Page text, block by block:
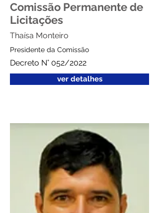
Comissão Permanente de
Licitações
Thaísa Monteiro
Presidente da Comissão
Decreto N° 052/2022
ver detalhes